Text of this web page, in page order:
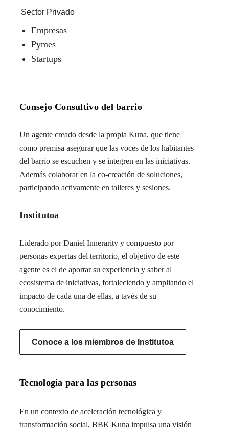
Sector Privado
Empresas
Pymes
Startups
Consejo Consultivo del barrio
Un agente creado desde la propia Kuna, que tiene
como premisa asegurar que las voces de los habitantes
del barrio se escuchen y se integren en las iniciativas.
Además colaborar en la co-creación de soluciones,
participando activamente en talleres y sesiones.
Institutoa
Liderado por Daniel Innerarity y compuesto por
personas expertas del territorio, el objetivo de este
agente es el de aportar su experiencia y saber al
ecosistema de iniciativas, fortaleciendo y ampliando el
impacto de cada una de ellas, a tavés de su
conocimiento.
Conoce a los miembros de Institutoa
Tecnología para las personas
En un contexto de aceleración tecnológica y
transformación social, BBK Kuna impulsa una visión